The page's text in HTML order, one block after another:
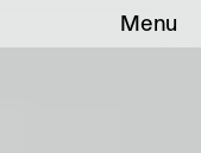
Menu